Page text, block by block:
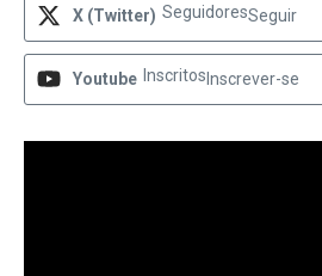
X (Twitter) SeguidoresSeguir
Youtube Inscritos Inscrever-se